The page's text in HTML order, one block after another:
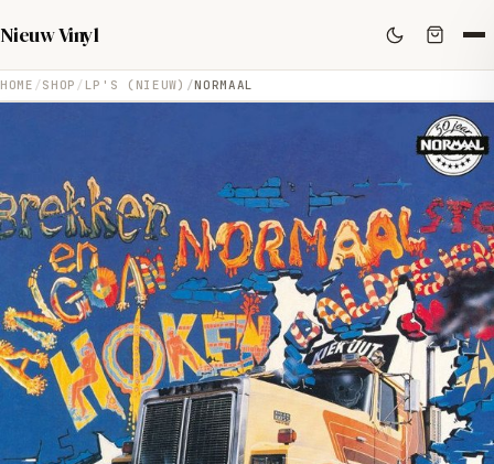
Nieuw Vinyl
HOME SHOP LP'S (NIEUW) NORMAAL